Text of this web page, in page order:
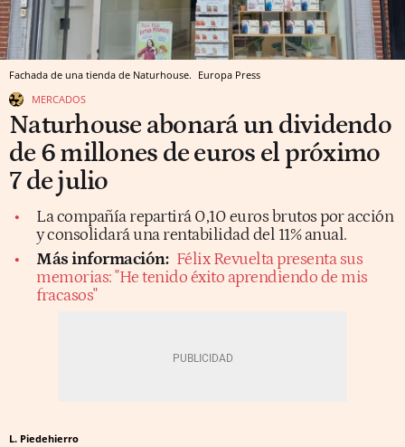
Fachada de una tienda de Naturhouse. Europa Press
MERCADOS
Naturhouse abonará un dividendo
de 6 millones de euros el próximo
7 de julio
La compañía repartirá 0,10 euros brutos por acción
y consolidará una rentabilidad del 11% anual.
Más información: Félix Revuelta presenta sus
memorias: "He tenido éxito aprendiendo de mis
fracasos"
L. Piedehierro